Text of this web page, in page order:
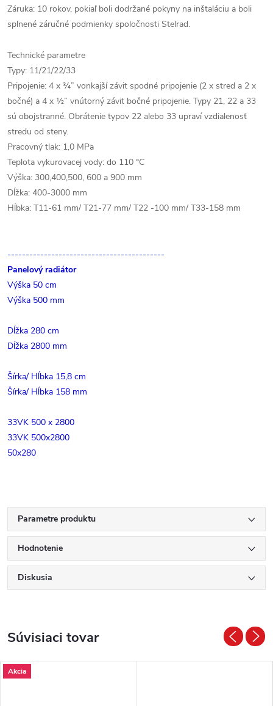
Záruka: 10 rokov, pokiaľ boli dodržané pokyny na inštaláciu a boli
splnené záručné podmienky spoločnosti Stelrad.
Technické parametre
Typy: 11/21/22/33
Pripojenie: 4 x ¾” vonkajší závit spodné pripojenie (2 x stred a 2 x
bočné) a 4 x ½” vnútorný závit bočné pripojenie. Typy 21, 22 a 33
sú obojstranné. Obrátenie typov 22 alebo 33 upraví vzdialenosť
stredu od steny.
Pracovný tlak: 1,0 MPa
Teplota vykurovacej vody: do 110 °C
Výška: 300,400,500, 600 a 900 mm
Dĺžka: 400-3000 mm
Hĺbka: T11-61 mm/ T21-77 mm/ T22 -100 mm/ T33-158 mm
-------------------------------------------
Panelový radiátor
Výška 50 cm
Výška 500 mm
Dĺžka 280 cm
Dĺžka 2800 mm
Šírka/ Hĺbka 15,8 cm
Šírka/ Hĺbka 158 mm
33VK 500 x 2800
33VK 500x2800
50x280
Parametre produktu
Hodnotenie
Diskusia
Súvisiaci tovar
Akcia